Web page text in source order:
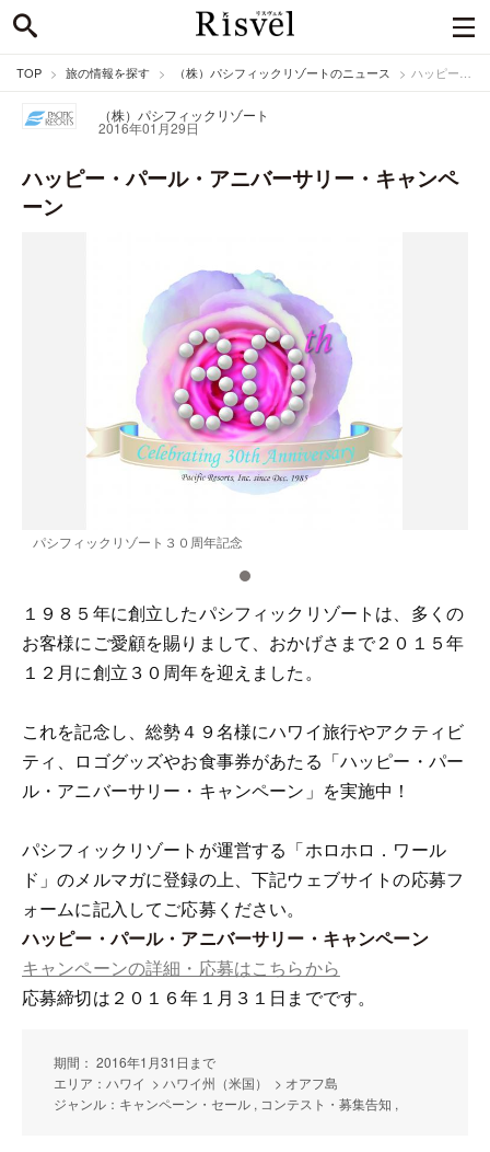
TOP 旅の情報を探す （株）パシフィックリゾートのニュース ハッピー・パール・アニバーサリー・キャンペーン
（株）パシフィックリゾート
2016年01月29日
ハッピー・パール・アニバーサリー・キャンペ
ーン
パシフィックリゾート３０周年記念
１９８５年に創立したパシフィックリゾートは、多くの
お客様にご愛顧を賜りまして、おかげさまで２０１５年
１２月に創立３０周年を迎えました。
これを記念し、総勢４９名様にハワイ旅行やアクティビ
ティ、ロゴグッズやお食事券があたる「ハッピー・パー
ル・アニバーサリー・キャンペーン」を実施中！
パシフィックリゾートが運営する「ホロホロ．ワール
ド」のメルマガに登録の上、下記ウェブサイトの応募フ
ォームに記入してご応募ください。
ハッピー・パール・アニバーサリー・キャンペーン
キャンペーンの詳細・応募はこちらから
応募締切は２０１６年１月３１日までです。
期間： 2016年1月31日まで
エリア：ハワイ > ハワイ州（米国） > オアフ島
ジャンル：キャンペーン・セール , コンテスト・募集告知 ,